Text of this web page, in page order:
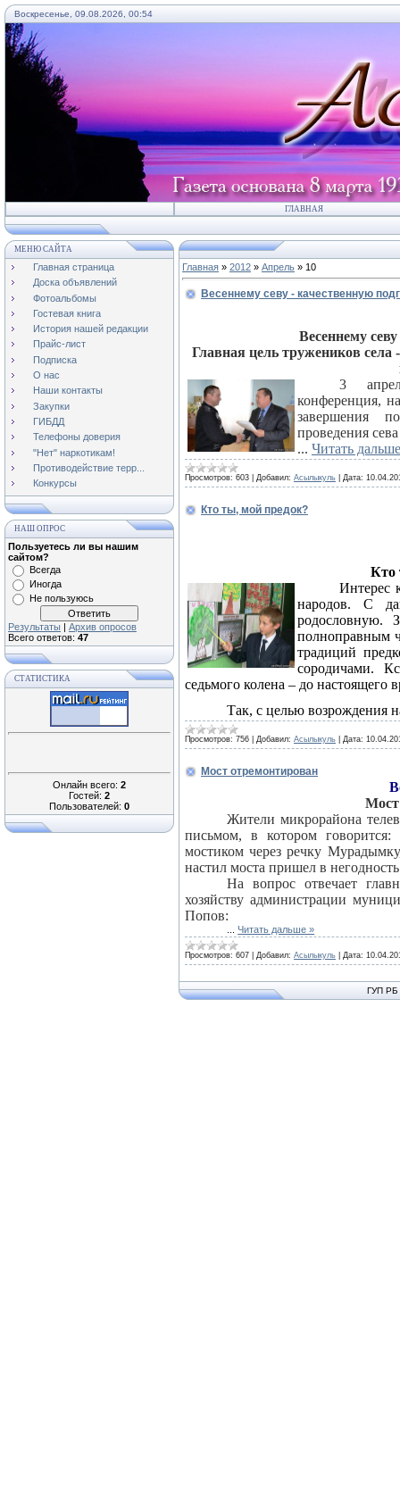
Воскресенье, 09.08.2026, 00:54
ГЛАВНАЯ
МЕНЮ САЙТА
Главная страница
Доска объявлений
Фотоальбомы
Гостевая книга
История нашей редакции
Прайс-лист
Подписка
О нас
Наши контакты
Закупки
ГИБДД
Телефоны доверия
"Нет" наркотикам!
Противодействие терр...
Конкурсы
НАШ ОПРОС
Пользуетесь ли вы нашим
сайтом?
Всегда
Иногда
Не пользуюсь
Результаты | Архив опросов
Всего ответов: 47
СТАТИСТИКА
Онлайн всего: 2
Гостей: 2
Пользователей: 0
Главная » 2012 » Апрель » 10
Весеннему севу - качественную
Весеннему
Главная цель тружеников села
3
конференция,
завершения
проведения
... Читать
Просмотров: 603 Добавил: Асылыкуль Дата:
Кто ты, мой предок?
Кто
Интерес
народов. С
родословную.
полноправным
традиций
сородичами.
седьмого колена – до настоящего
Так, с целью возрождения
Просмотров: 756 Добавил: Асылыкуль Дата:
Мост отремонтирован
Мост
Жители микрорайона
письмом, в котором
мостиком через речку
настил моста пришел в
На вопрос отвечает
хозяйству администрации
Попов:
...Читать дальше »
Просмотров: 607 Добавил: Асылыкуль Дата:
ГУП РБ